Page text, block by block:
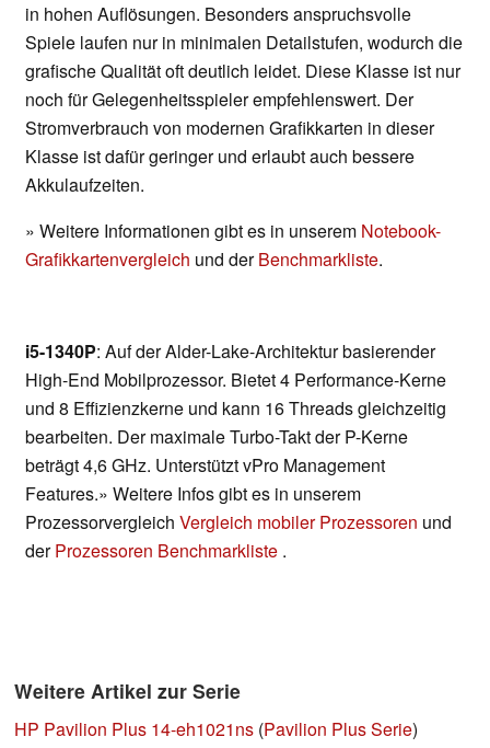
in hohen Auflösungen. Besonders anspruchsvolle
Spiele laufen nur in minimalen Detailstufen, wodurch die
grafische Qualität oft deutlich leidet. Diese Klasse ist nur
noch für Gelegenheitsspieler empfehlenswert. Der
Stromverbrauch von modernen Grafikkarten in dieser
Klasse ist dafür geringer und erlaubt auch bessere
Akkulaufzeiten.
» Weitere Informationen gibt es in unserem Notebook-
Grafikkartenvergleich und derBenchmarkliste.
i5-1340P: Auf der Alder-Lake-Architektur basierender
High-End Mobilprozessor. Bietet 4 Performance-Kerne
und 8 Effizienzkerne und kann 16 Threads gleichzeitig
bearbeiten. Der maximale Turbo-Takt der P-Kerne
beträgt 4,6 GHz. Unterstützt vPro Management
Features.» Weitere Infos gibt es in unserem
Prozessorvergleich Vergleich mobiler Prozessoren und
derProzessoren Benchmarkliste .
Weitere Artikel zur Serie
HP Pavilion Plus 14-eh1021ns (Pavilion Plus Serie)